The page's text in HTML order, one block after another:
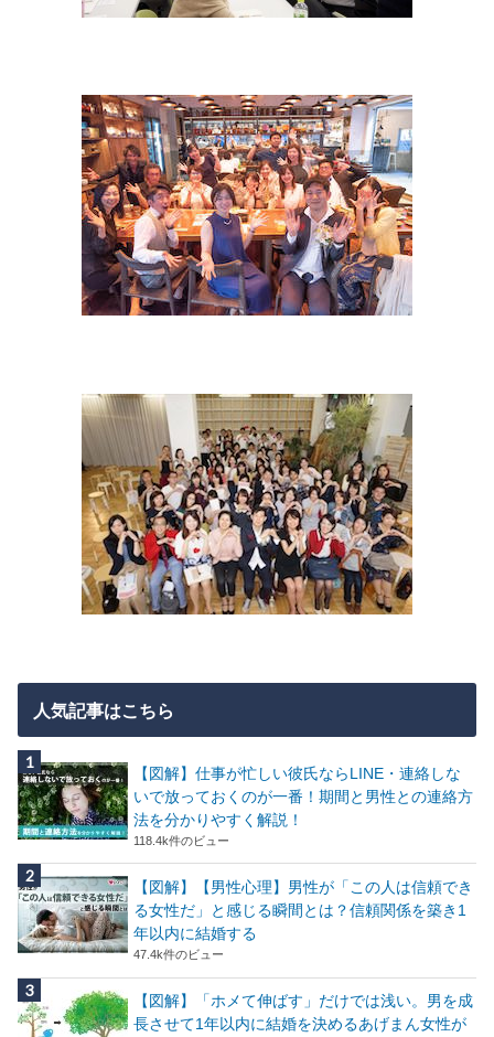
人気記事はこちら
【図解】仕事が忙しい彼氏ならLINE・連絡しな
いで放っておくのが一番！期間と男性との連絡方
法を分かりやすく解説！
118.4k件のビュー
【図解】【男性心理】男性が「この人は信頼でき
る女性だ」と感じる瞬間とは？信頼関係を築き1
年以内に結婚する
47.4k件のビュー
【図解】「ホメて伸ばす」だけでは浅い。男を成
長させて1年以内に結婚を決めるあげまん女性が